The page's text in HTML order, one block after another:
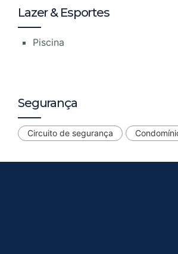
Lazer & Esportes
Piscina
Segurança
Circuito de segurança